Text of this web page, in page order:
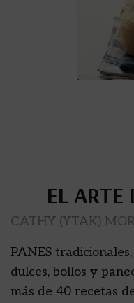
EL ARTE
CATHY (YTAK)
PANES
dulces, bollos y
más de 40 recetas